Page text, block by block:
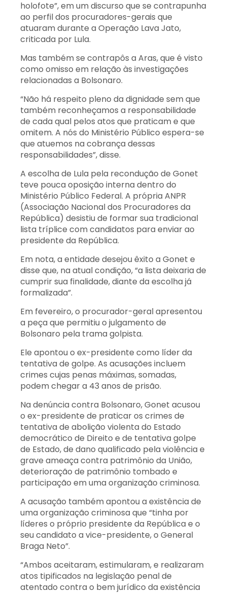
holofote”, em um discurso que se contrapunha
ao perfil dos procuradores-gerais que
atuaram durante a Operação Lava Jato,
criticada por Lula.
Mas também se contrapôs a Aras, que é visto
como omisso em relação às investigações
relacionadas a Bolsonaro.
“Não há respeito pleno da dignidade sem que
também reconheçamos a responsabilidade
de cada qual pelos atos que praticam e que
omitem. A nós do Ministério Público espera-se
que atuemos na cobrança dessas
responsabilidades”, disse.
A escolha de Lula pela recondução de Gonet
teve pouca oposição interna dentro do
Ministério Público Federal. A própria ANPR
(Associação Nacional dos Procuradores da
República) desistiu de formar sua tradicional
lista tríplice com candidatos para enviar ao
presidente da República.
Em nota, a entidade desejou êxito a Gonet e
disse que, na atual condição, “a lista deixaria de
cumprir sua finalidade, diante da escolha já
formalizada”.
Em fevereiro, o procurador-geral apresentou
a peça que permitiu o julgamento de
Bolsonaro pela trama golpista.
Ele apontou o ex-presidente como líder da
tentativa de golpe. As acusações incluem
crimes cujas penas máximas, somadas,
podem chegar a 43 anos de prisão.
Na denúncia contra Bolsonaro, Gonet acusou
o ex-presidente de praticar os crimes de
tentativa de abolição violenta do Estado
democrático de Direito e de tentativa golpe
de Estado, de dano qualificado pela violência e
grave ameaça contra patrimônio da União,
deterioração de patrimônio tombado e
participação em uma organização criminosa.
A acusação também apontou a existência de
uma organização criminosa que “tinha por
líderes o próprio presidente da República e o
seu candidato a vice-presidente, o General
Braga Neto”.
“Ambos aceitaram, estimularam, e realizaram
atos tipificados na legislação penal de
atentado contra o bem jurídico da existência